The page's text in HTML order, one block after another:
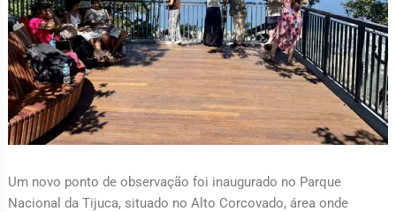
Um novo ponto de observação foi inaugurado no Parque
Nacional da Tijuca, situado no Alto Corcovado, área onde